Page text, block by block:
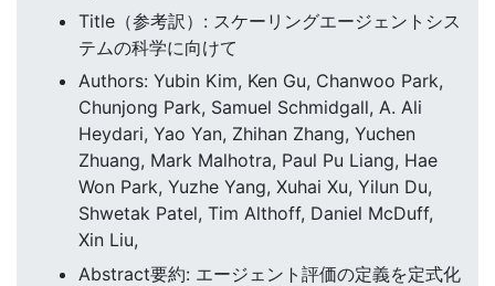
Title（参考訳）: スケーリングエージェントシス
テムの科学に向けて
Authors: Yubin Kim, Ken Gu, Chanwoo Park,
Chunjong Park, Samuel Schmidgall, A. Ali
Heydari, Yao Yan, Zhihan Zhang, Yuchen
Zhuang, Mark Malhotra, Paul Pu Liang, Hae
Won Park, Yuzhe Yang, Xuhai Xu, Yilun Du,
Shwetak Patel, Tim Althoff, Daniel McDuff,
Xin Liu,
Abstract要約: エージェント評価の定義を定式化